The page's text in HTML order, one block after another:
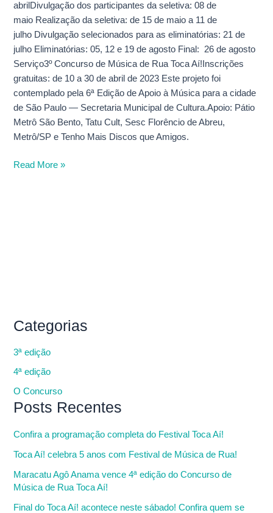
abrilDivulgação dos participantes da seletiva: 08 de
maio Realização da seletiva: de 15 de maio a 11 de
julho Divulgação selecionados para as eliminatórias: 21 de
julho Eliminatórias: 05, 12 e 19 de agosto Final: 26 de agosto
Serviço3º Concurso de Música de Rua Toca Aí!Inscrições
gratuitas: de 10 a 30 de abril de 2023 Este projeto foi
contemplado pela 6ª Edição de Apoio à Música para a cidade
de São Paulo — Secretaria Municipal de Cultura.Apoio: Pátio
Metrô São Bento, Tatu Cult, Sesc Florêncio de Abreu,
Metrô/SP e Tenho Mais Discos que Amigos.
Read More »
Categorias
3ª edição
4ª edição
O Concurso
Posts Recentes
Confira a programação completa do Festival Toca Aí!
Toca Aí! celebra 5 anos com Festival de Música de Rua!
Maracatu Agô Anama vence 4ª edição do Concurso de
Música de Rua Toca Aí!
Final do Toca Aí! acontece neste sábado! Confira quem se